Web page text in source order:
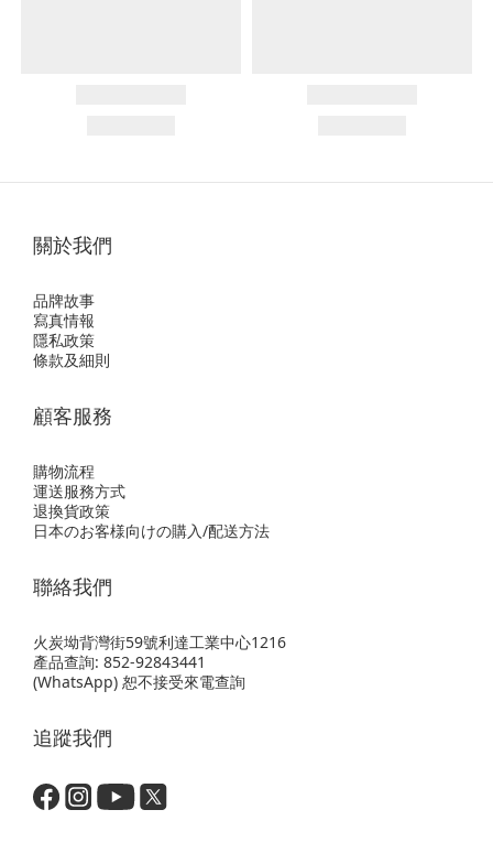
關於我們
品牌故事
寫真情報
隱私政策
條款及細則
顧客服務
購物流程
運送服務方式
退換貨政策
日本のお客様向けの購入/配送方法
聯絡我們
火炭坳背灣街59號利達工業中心1216
產品查詢: 852-92843441
(WhatsApp) 恕不接受來電查詢
追蹤我們